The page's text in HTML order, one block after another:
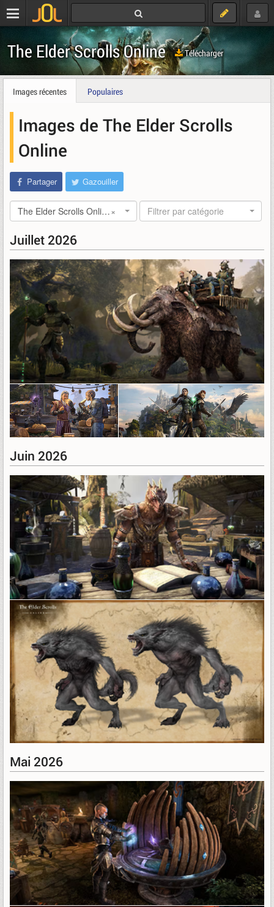
The Elder Scrolls Online Télécharger
Images récentes Populaires
Images de The Elder Scrolls
Online
Partager Gazouiller
×
The Elder Scrolls Online Filtrer par catégorie
Juillet 2026
Juin 2026
Mai 2026